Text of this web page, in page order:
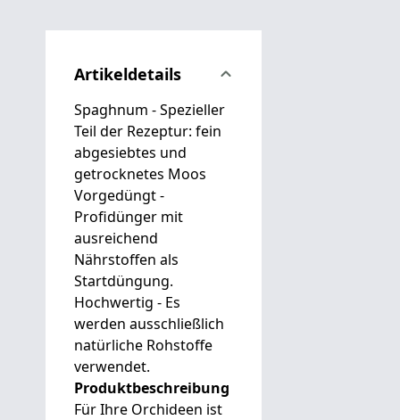
Artikeldetails
Spaghnum - Spezieller
Teil der Rezeptur: fein
abgesiebtes und
getrocknetes Moos
Vorgedüngt -
Profidünger mit
ausreichend
Nährstoffen als
Startdüngung.
Hochwertig - Es
werden ausschließlich
natürliche Rohstoffe
verwendet.
Produktbeschreibung
Für Ihre Orchideen ist